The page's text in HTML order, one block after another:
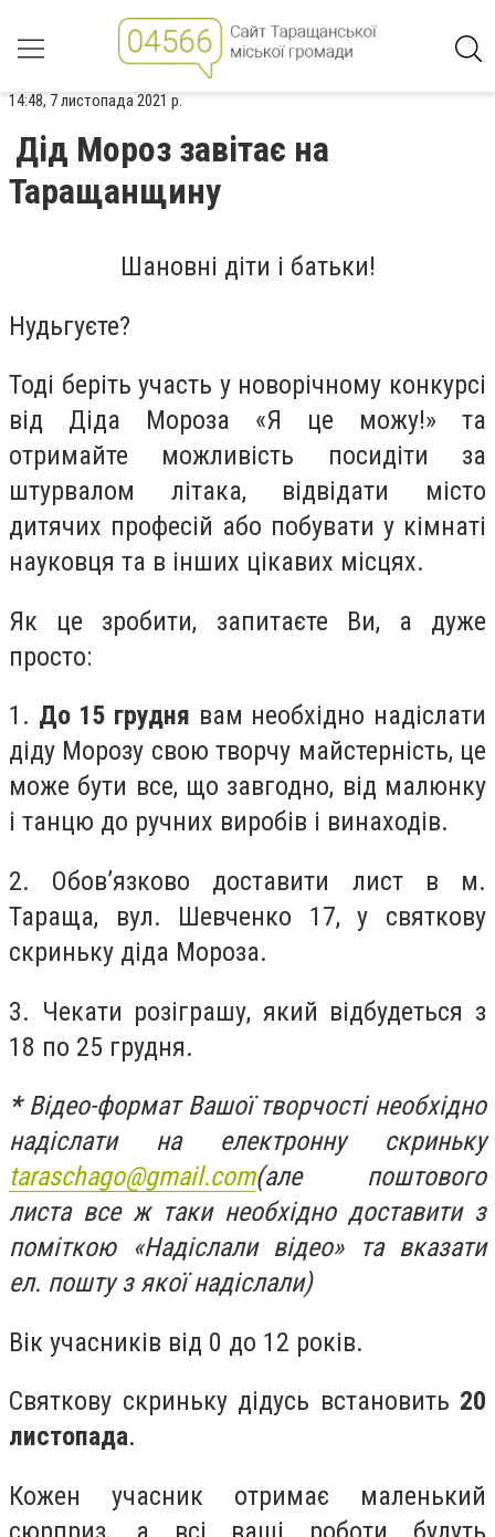
14:48, 7 листопада 2021 р.
Дід Мороз завітає на
Таращанщину
Шановні діти і батьки!
Нудьгуєте?
Тоді беріть участь у новорічному конкурсі
від Діда Мороза «Я це можу!» та
отримайте можливість посидіти за
штурвалом літака, відвідати місто
дитячих професій або побувати у кімнаті
науковця та в інших цікавих місцях.
Як це зробити, запитаєте Ви, а дуже
просто:
1. До 15 грудня вам необхідно надіслати
діду Морозу свою творчу майстерність, це
може бути все, що завгодно, від малюнку
і танцю до ручних виробів і винаходів.
2. Обов’язково доставити лист в м.
Тараща, вул. Шевченко 17, у святкову
скриньку діда Мороза.
3. Чекати розіграшу, який відбудеться з
18 по 25 грудня.
*Відео-формат Вашої творчості необхідно
надіслати на електронну скриньку
taraschago@gmail.com(але поштового
листа все ж таки необхідно доставити з
поміткою «Надіслали відео» та вказати
ел. пошту з якої надіслали)
Вік учасників від 0 до 12 років.
Святкову скриньку дідусь встановить 20
листопада.
Кожен учасник отримає маленький